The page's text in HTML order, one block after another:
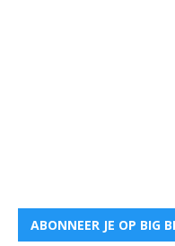
ABONNEER JE OP BIG